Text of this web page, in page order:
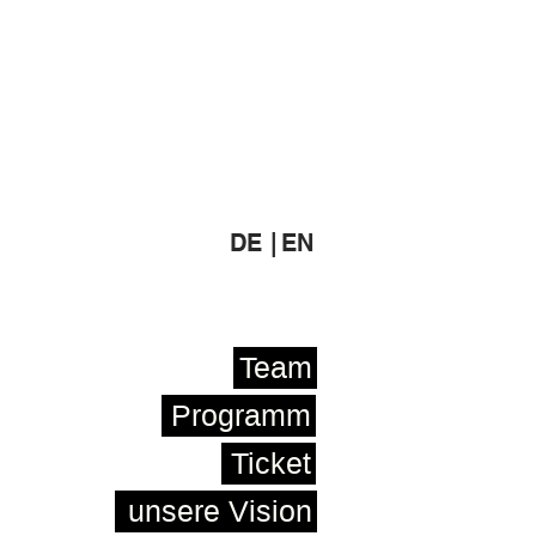
DE | EN
Team
Programm
Ticket
unsere Vision